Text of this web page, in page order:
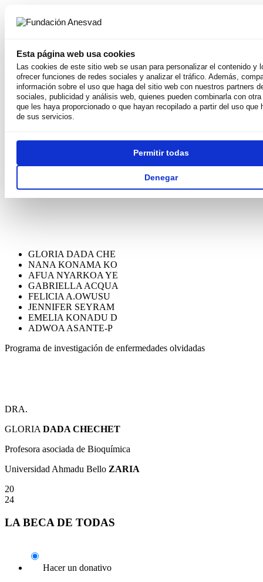
Esta página web usa cookies
Las cookies de este sitio web se usan para personalizar el contenido y
ofrecer funciones de redes sociales y analizar el tráfico. Además,
información sobre el uso que haga del sitio web con nuestros partners
sociales, publicidad y análisis web, quienes pueden combinarla con
que les haya proporcionado o que hayan recopilado a partir del uso que
de sus servicios.
Denegar
Permitir todas
Proyectos activos
La Beca de Todas
Las Becas
Proyectos activos
GLORIA DADA CHE
NANA KONAMA KO
AFUA NYARKOA YE
GABRIELLA ACQUA
FELICIA A.OWUSU
JENNIFER SEYRAM
EMELIA KONADU D
ADWOA ASANTE-P
Programa de investigación de enfermedades olvidadas
DRA.
GLORIA DADA CHECHET
Profesora asociada de Bioquímica
Universidad Ahmadu Bello ZARIA
20
24
LA BECA DE TODAS
Hacer un donativo